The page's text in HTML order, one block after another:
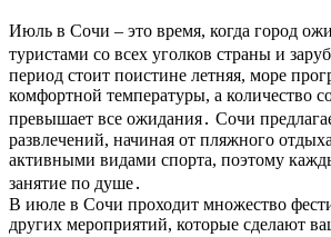
Июль в Сочи – это время, когда город
туристами со всех уголков страны и
период стоит поистине летняя, море
комфортной температуры, а количество
превышает все ожидания․ Сочи
развлечений, начиная от пляжного
активными видами спорта, поэтому
занятие по душе․
В июле в Сочи проходит множество
других мероприятий, которые сделают